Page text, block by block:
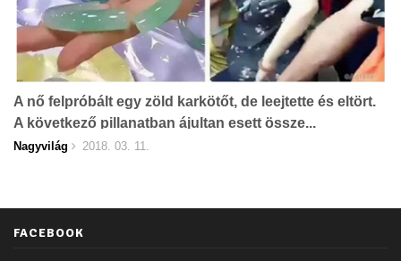
A nő felpróbált egy zöld karkötőt, de leejtette és eltört.
A következő pillanatban ájultan esett össze...
Nagyvilág 2018. 03. 11.
FACEBOOK